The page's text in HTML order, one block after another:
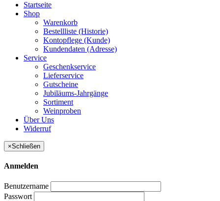
Startseite
Shop
Warenkorb
Bestellliste (Historie)
Kontopflege (Kunde)
Kundendaten (Adresse)
Service
Geschenkservice
Lieferservice
Gutscheine
Jubiläums-Jahrgänge
Sortiment
Weinproben
Über Uns
Widerruf
×Schließen
Anmelden
Benutzername
Passwort